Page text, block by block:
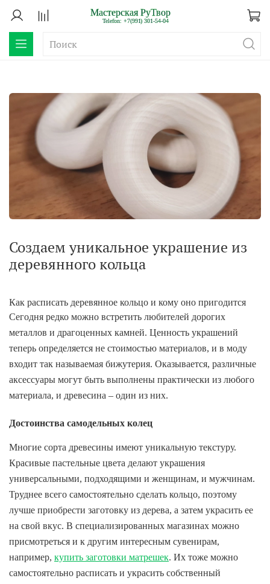
Создаем уникальное украшение из
деревянного кольца
Как расписать деревянное кольцо и кому оно пригодится
Сегодня редко можно встретить любителей дорогих
металлов и драгоценных камней. Ценность украшений
теперь определяется не стоимостью материалов, и в моду
входит так называемая бижутерия. Оказывается, различные
аксессуары могут быть выполнены практически из любого
материала, и древесина – один из них.
Достоинства самодельных колец
Многие сорта древесины имеют уникальную текстуру.
Красивые пастельные цвета делают украшения
универсальными, подходящими и женщинам, и мужчинам.
Труднее всего самостоятельно сделать кольцо, поэтому
лучше приобрести заготовку из дерева, а затем украсить ее
на свой вкус. В специализированных магазинах можно
присмотреться и к другим интересным сувенирам,
например, купить заготовки матрешек. Их тоже можно
самостоятельно расписать и украсить собственный